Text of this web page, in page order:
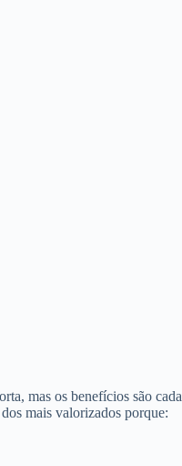
mas os benefícios são
mais valorizados porque: